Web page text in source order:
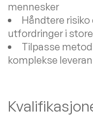
mennesker
Håndtere
utfordringer i
Tilpasse
komplekse